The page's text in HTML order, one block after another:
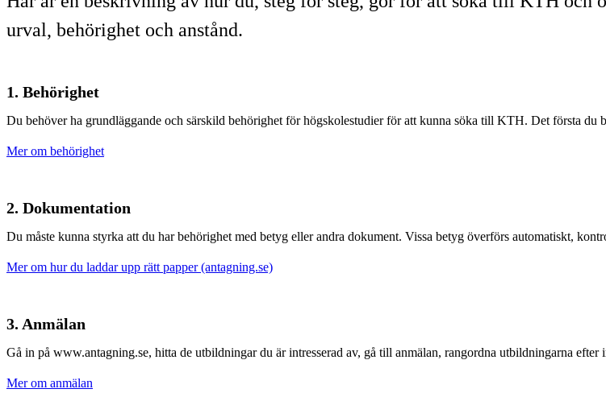
urval, behörighet och anstånd.
1. Behörighet
Du behöver ha grundläggande och särskild behörighet för högskolestudier för att kunna söka till KTH. Det första du
Mer om behörighet
2. Dokumentation
Du måste kunna styrka att du har behörighet med betyg eller andra dokument. Vissa betyg överförs automatiskt,
Mer om hur du laddar upp rätt papper (antagning.se)
3. Anmälan
Gå in på www.antagning.se, hitta de utbildningar du är intresserad av, gå till anmälan, rangordna utbildningarna efter
Mer om anmälan